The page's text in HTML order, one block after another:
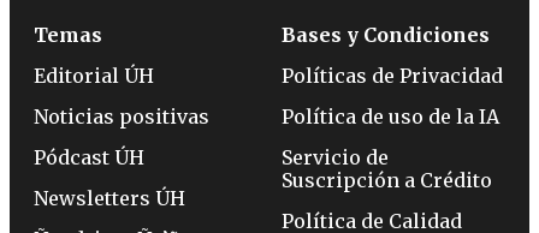
Temas
Editorial ÚH
Noticias positivas
Pódcast ÚH
Newsletters ÚH
Bases y Condiciones
Políticas de Privacidad
Política de uso de la IA
Servicio de
Suscripción a Crédito
Política de Calidad